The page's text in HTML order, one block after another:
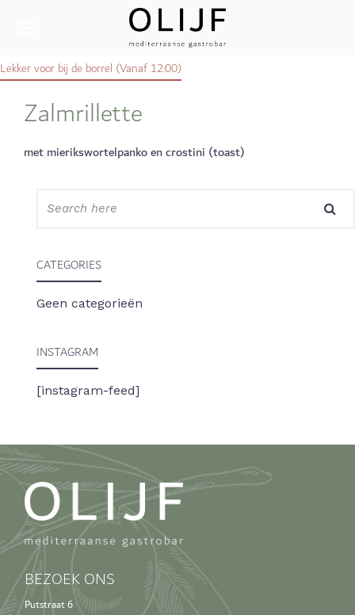
SITTARD
MEDITERRAANSE GASTROBAR IN SITTARD
Lekker voor bij de borrel (Vanaf 12:00)
Zalmrillette
met mierikswortelpanko en crostini (toast)
CATEGORIES
Geen categorieën
INSTAGRAM
[instagram-feed]
BEZOEK ONS
Putstraat 6